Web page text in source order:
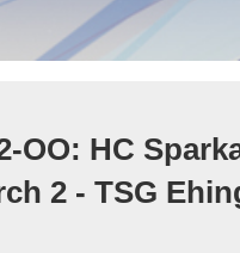
OO: HC
2 - TSG